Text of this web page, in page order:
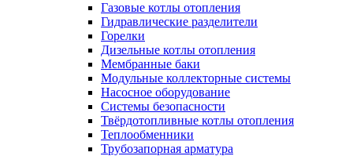
Газовые котлы отопления
Гидравлические разделители
Горелки
Дизельные котлы отопления
Мембранные баки
Модульные коллекторные системы
Насосное оборудование
Системы безопасности
Твёрдотопливные котлы отопления
Теплообменники
Трубозапорная арматура